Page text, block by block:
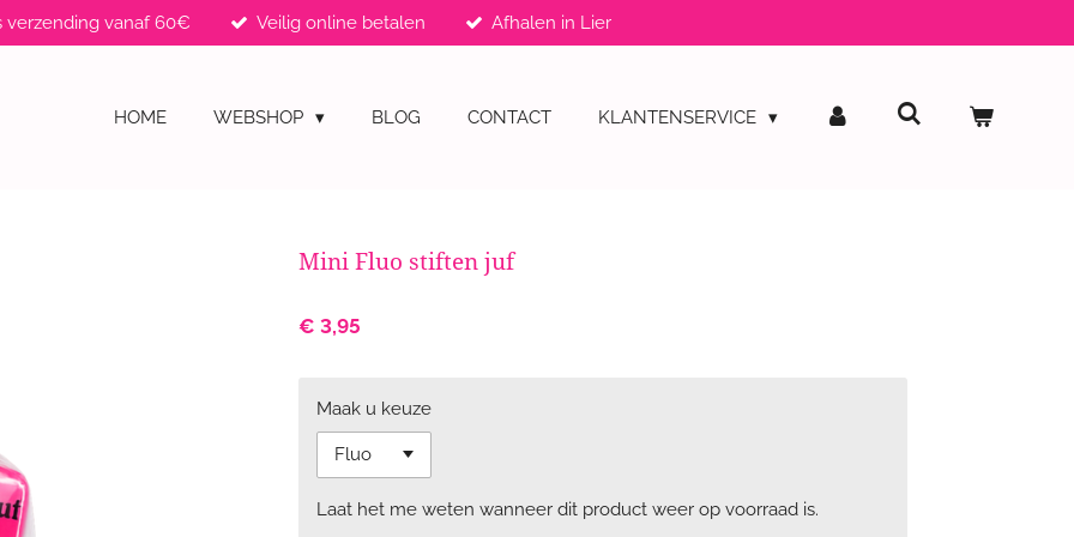
verzending vanaf 60€ Veilig online betalen Afhalen in Lier
HOME WEBSHOP BLOG CONTACT KLANTENSERVICE
Mini Fluo stiften juf
€ 3,95
Maak u keuze
Laat het me weten wanneer dit product weer op voorraad is.